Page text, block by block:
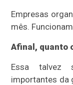
Empresas
mês.
Afinal, quanto
Essa talvez
importantes da